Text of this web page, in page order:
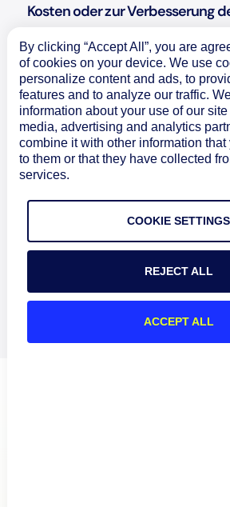
Kosten oder zur Verbesserung
Ist Edwin AI sicher für den
Bildungseinrichtungen?
Kann LogicMonitor
Mit welchen Compliance-
unterstützt LogicMonitor?
By clicking “Accept All”, you are
of cookies on your device. We use
personalize content and ads, to
features and to analyze our traffic.
information about your use of our site
media, advertising and analytics
combine it with other information
to them or that they have collected
services.
COOKIE SETTINGS
REJECT ALL
ACCEPT ALL